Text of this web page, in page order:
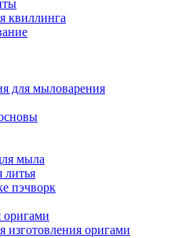
квиллинга
для мыловарения
мыла
пэчворк
оригами
изготовления оригами